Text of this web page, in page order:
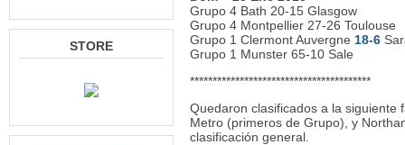
STORE
Grupo 4 Bath 20-15 Glasgow
Grupo 4 Montpellier 27-26 Toulouse
Grupo 1 Clermont Auvergne 18-6
Grupo 1 Munster 65-10 Sale
****************************************
Quedaron clasificados a la siguiente
Metro (primeros de Grupo), y
clasificación general.